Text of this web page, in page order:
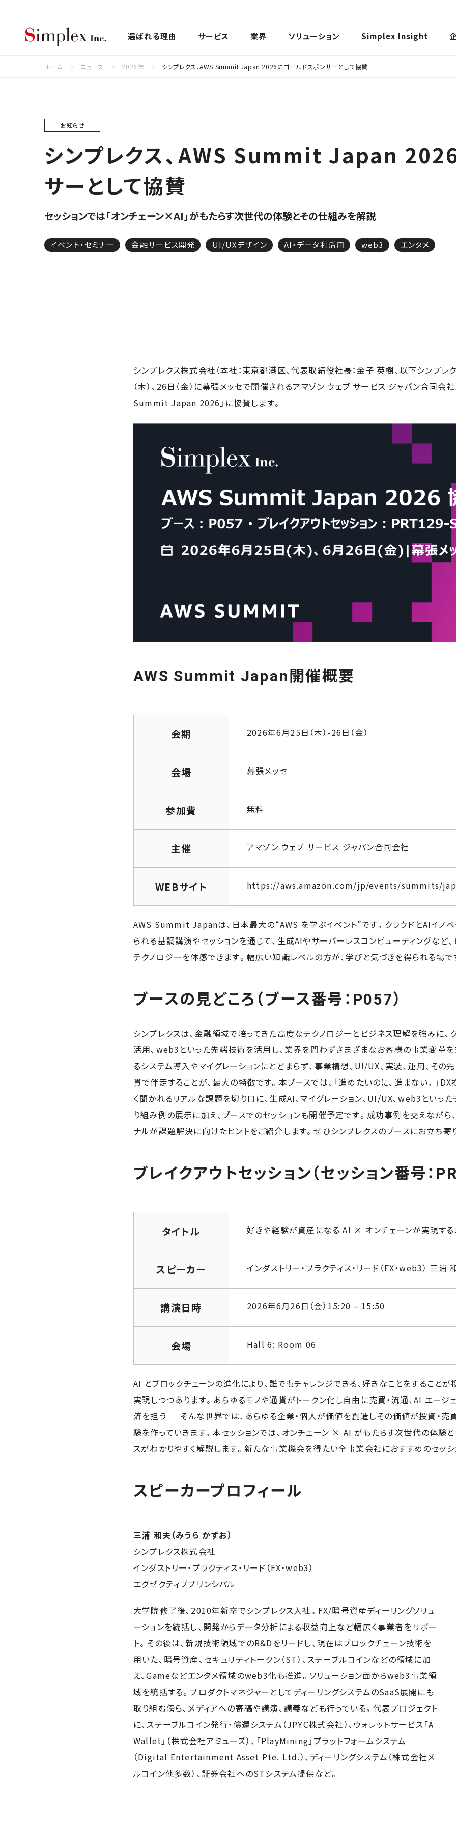
シンプレクス株式会社
選ばれる理由 サービス 業界 ソリューション Simplex Insight
ホーム ニュース 2026年 シンプレクス、AWS Summit Japan 2026にゴールドスポンサーとして協賛
お知らせ
シンプレクス、AWS Summit Japan
サーとして協賛
セッションでは「オンチェーン×AI」がもたらす次世代の体験とその仕組みを解説
イベント・セミナー 金融サービス開発 UI/UXデザイン AI・データ利活用 web3 エンタメ
シンプレクス株式会社（本社：東京都港区、代表取締役社長：金子 英樹、以下シンプレ
（木）、26日（金）に幕張メッセで開催されるアマゾン ウェブ サービス ジャパン合同会
Summit Japan 2026」に協賛します。
AWS Summit Japan開催概要
会期 2026年6月25日（木）-26日（金）
会場 幕張メッセ
参加費 無料
主催 アマゾン ウェブ サービス ジャパン合同会社
WEBサイト https://aws.amazon.com/jp/events/summits/
AWS Summit Japanは、日本最大の“AWS を学ぶイベント”です。クラウドとAIイノ
られる基調講演やセッションを通じて、生成AIやサーバーレスコンピューティングなど
テクノロジーを体感できます。幅広い知識レベルの方が、学びと気づきを得られる場で
ブースの見どころ（ブース番号：P057）
シンプレクスは、金融領域で培ってきた高度なテクノロジーとビジネス理解を強みに、
活用、web3といった先端技術を活用し、業界を問わずさまざまなお客様の事業変革
るシステム導入やマイグレーションにとどまらず、事業構想、UI/UX、実装、運用、その
貫で伴走することが、最大の特徴です。本ブースでは、「進めたいのに、進まない。」
く聞かれるリアルな課題を切り口に、生成AI、マイグレーション、UI/UX、web3といっ
り組み例の展示に加え、ブースでのセッションも開催予定です。成功事例を交えながら
ナルが課題解決に向けたヒントをご紹介します。ぜひシンプレクスのブースにお立ち寄
ブレイクアウトセッション（セッション番号：
タイトル 好きや経験が資産になる AI × オンチェーンが実現す
スピーカー インダストリー・プラクティス・リード（FX・web3） 三浦
講演日時 2026年6月26日（金）15:20 – 15:50
会場 Hall 6: Room 06
AI とブロックチェーンの進化により、誰でもチャレンジできる、好きなことをすること
実現しつつあります。あらゆるモノや通貨がトークン化し自由に売買・流通、AI エージ
済を担う ─ そんな世界では、あらゆる企業・個人が価値を創造しその価値が投資・売
験を作っていきます。本セッションでは、オンチェーン × AI がもたらす次世代の体験
スがわかりやすく解説します。新たな事業機会を得たい全事業会社におすすめのセッシ
スピーカープロフィール
三浦 和夫（みうら かずお）
シンプレクス株式会社
インダストリー・プラクティス・リード（FX・web3）
エグゼクティブプリンシパル
大学院修了後、2010年新卒でシンプレクス入社。FX/暗号資産ディーリングソリュ
ーションを統括し、開発からデータ分析による収益向上など幅広く事業者をサポー
ト。その後は、新規技術領域でのR&Dをリードし、現在はブロックチェーン技術を
用いた、暗号資産、セキュリティトークン（ST）、ステーブルコインなどの領域に加
え、Gameなどエンタメ領域のweb3化も推進。ソリューション面からweb3事業領
域を統括する。プロダクトマネジャーとしてディーリングシステムのSaaS展開にも
取り組む傍ら、メディアへの寄稿や講演、講義なども行っている。代表プロジェクト
に、ステーブルコイン発行・償還システム（JPYC株式会社）、ウォレットサービス「A
Wallet」（株式会社アミューズ）、「PlayMining」プラットフォームシステム
（Digital Entertainment Asset Pte. Ltd.）、ディーリングシステム（株式会社メ
ルコイン他多数）、証券会社へのSTシステム提供など。